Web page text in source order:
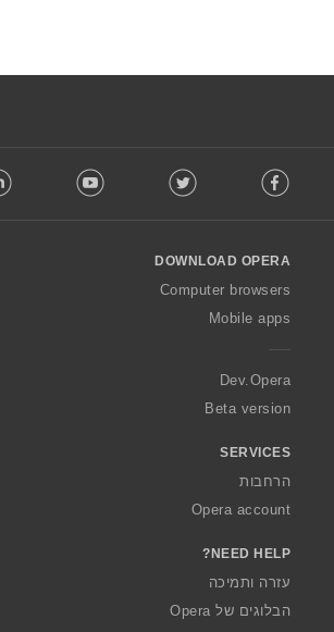
o
w
O
a
Facebook
Twitter
Youtube
DOWNLOAD OPERA
Computer browsers
Mobile apps
Dev.Opera
Beta version
SERVICES
הרחבות
Opera account
NEED HELP?
עזרה ותמיכה
הבלוגים של Opera